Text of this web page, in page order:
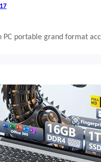
PC portable grand format